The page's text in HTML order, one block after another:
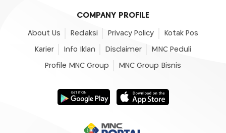
COMPANY PROFILE
About Us Redaksi Privacy Policy Kotak Pos
Karier Info Iklan Disclaimer MNC Peduli
Profile MNC Group MNC Group Bisnis